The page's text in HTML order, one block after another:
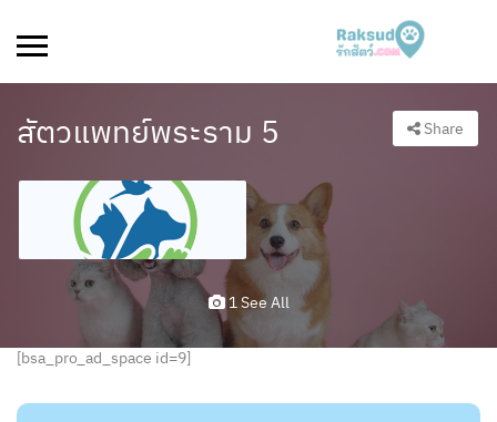
สัตวแพทย์พระราม 5 Share
1 See All
[bsa_pro_ad_space id=9]